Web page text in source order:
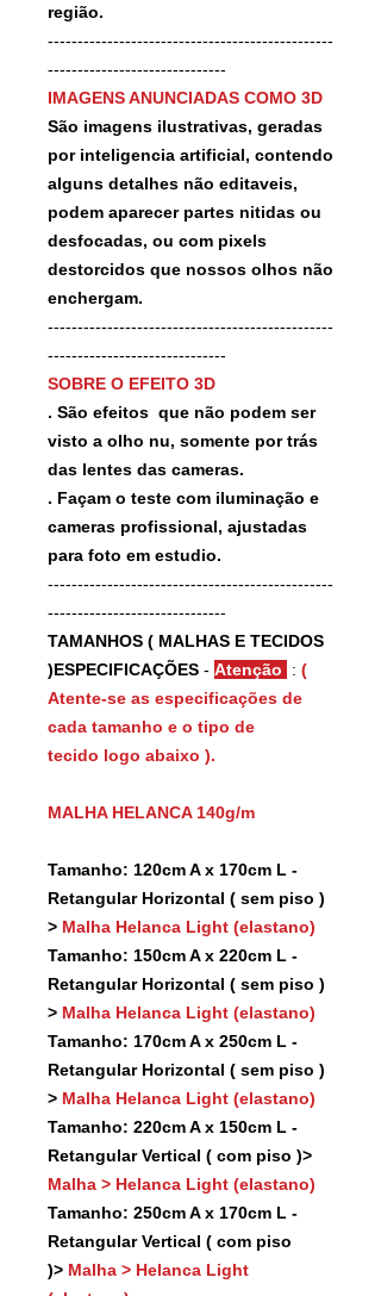
região.
------------------------------------------------
------------------------------
IMAGENS ANUNCIADAS COMO 3D
São imagens ilustrativas, geradas
por inteligencia artificial, contendo
alguns detalhes não editaveis,
podem aparecer partes nitidas ou
desfocadas, ou com pixels
destorcidos que nossos olhos não
enchergam.
------------------------------------------------
------------------------------
SOBRE O EFEITO 3D
. São efeitos que não podem ser
visto a olho nu, somente por trás
das lentes das cameras.
. Façam o teste com iluminação e
cameras profissional, ajustadas
para foto em estudio.
------------------------------------------------
------------------------------
TAMANHOS ( MALHAS E TECIDOS
)ESPECIFICAÇÕES - Atenção : (
Atente-se as especificações de
cada tamanho e o tipo de
tecido logo abaixo ).
MALHA HELANCA 140g/m
Tamanho: 120cm A x 170cm L -
Retangular Horizontal ( sem piso )
> Malha Helanca Light (elastano)
Tamanho: 150cm A x 220cm L -
Retangular Horizontal ( sem piso )
> Malha Helanca Light (elastano)
Tamanho: 170cm A x 250cm L -
Retangular Horizontal ( sem piso )
> Malha Helanca Light (elastano)
Tamanho: 220cm A x 150cm L -
Retangular Vertical ( com piso )>
Malha > Helanca Light (elastano)
Tamanho: 250cm A x 170cm L -
Retangular Vertical ( com piso
)> Malha > Helanca Light